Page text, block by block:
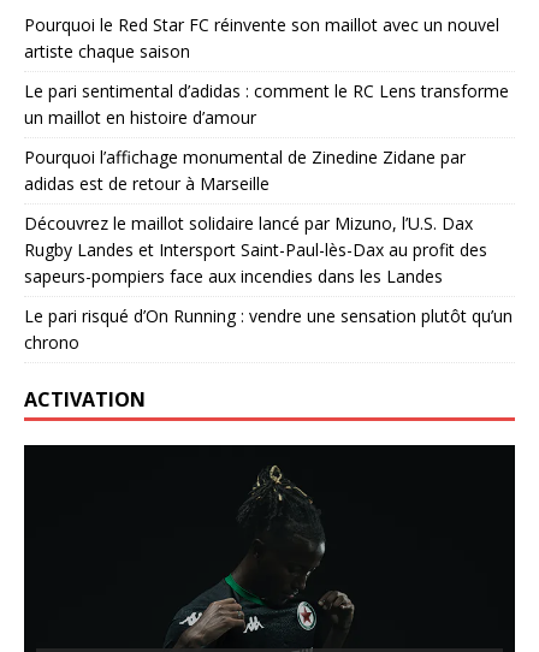
Pourquoi le Red Star FC réinvente son maillot avec un nouvel
artiste chaque saison
Le pari sentimental d’adidas : comment le RC Lens transforme
un maillot en histoire d’amour
Pourquoi l’affichage monumental de Zinedine Zidane par
adidas est de retour à Marseille
Découvrez le maillot solidaire lancé par Mizuno, l’U.S. Dax
Rugby Landes et Intersport Saint-Paul-lès-Dax au profit des
sapeurs-pompiers face aux incendies dans les Landes
Le pari risqué d’On Running : vendre une sensation plutôt qu’un
chrono
ACTIVATION